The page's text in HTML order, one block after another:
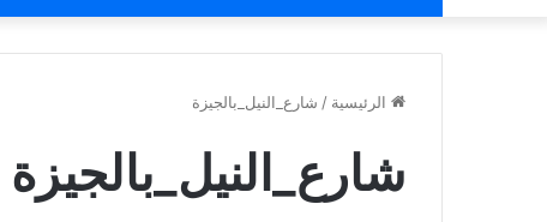
الرئيسية / شارع_النيل_بالجيزة
شارع_النيل_بالجيزة